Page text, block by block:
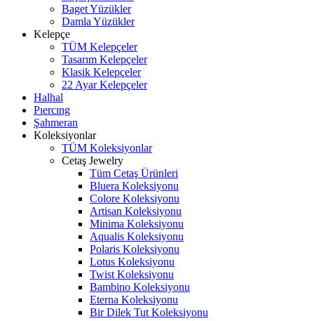
Baget Yüzükler
Damla Yüzükler
Kelepçe
TÜM Kelepçeler
Tasarım Kelepçeler
Klasik Kelepçeler
22 Ayar Kelepçeler
Halhal
Pıercıng
Şahmeran
Koleksiyonlar
TÜM Koleksiyonlar
Cetaş Jewelry
Tüm Cetaş Ürünleri
Bluera Koleksiyonu
Colore Koleksiyonu
Artisan Koleksiyonu
Minima Koleksiyonu
Aqualis Koleksiyonu
Polaris Koleksiyonu
Lotus Koleksiyonu
Twist Koleksiyonu
Bambino Koleksiyonu
Eterna Koleksiyonu
Bir Dilek Tut Koleksiyonu